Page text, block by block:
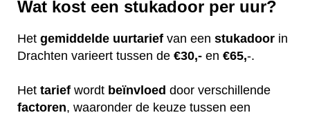
Wat kost een stukadoor per uur?
Het gemiddelde uurtarief van een stukadoor in
Drachten varieert tussen de €30,- en €65,-.
Het tarief wordt beïnvloed door verschillende
factoren, waaronder de keuze tussen een